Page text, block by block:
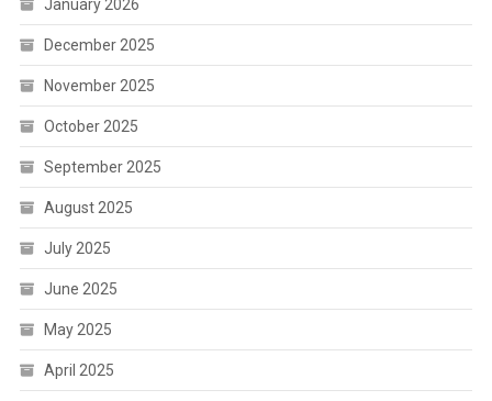
January 2026
December 2025
November 2025
October 2025
September 2025
August 2025
July 2025
June 2025
May 2025
April 2025